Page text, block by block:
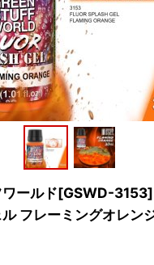
ワールド[GSWD-
フレーミングオレン